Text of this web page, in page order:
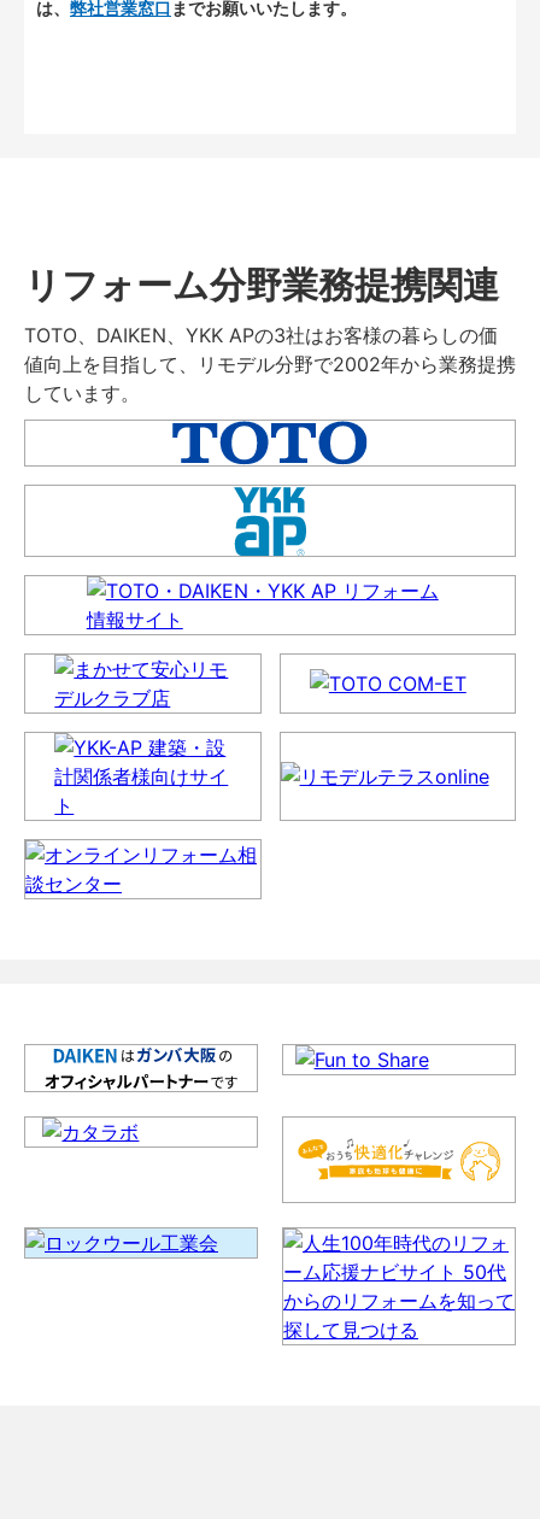
は、 弊社営業窓口 までお願いいたします。
リフォーム分野業務提携関連
TOTO、DAIKEN、YKK APの3社はお客様の暮らしの価
値向上を目指して、リモデル分野で2002年から業務提携
しています。